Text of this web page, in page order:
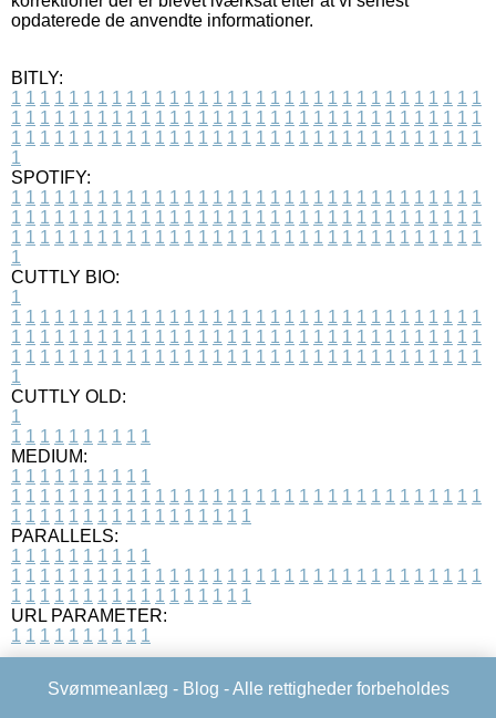
opdaterede de anvendte informationer.
BITLY:
1 1 1 1 1 1 1 1 1 1 1 1 1 1 1 1 1 1 1 1 1 1 1 1 1 1 1 1 1 1 1 1 1
1 1 1 1 1 1 1 1 1 1 1 1 1 1 1 1 1 1 1 1 1 1 1 1 1 1 1 1 1 1 1 1 1
1 1 1 1 1 1 1 1 1 1 1 1 1 1 1 1 1 1 1 1 1 1 1 1 1 1 1 1 1 1 1 1 1
1
SPOTIFY:
1 1 1 1 1 1 1 1 1 1 1 1 1 1 1 1 1 1 1 1 1 1 1 1 1 1 1 1 1 1 1 1 1
1 1 1 1 1 1 1 1 1 1 1 1 1 1 1 1 1 1 1 1 1 1 1 1 1 1 1 1 1 1 1 1 1
1 1 1 1 1 1 1 1 1 1 1 1 1 1 1 1 1 1 1 1 1 1 1 1 1 1 1 1 1 1 1 1 1
1
CUTTLY BIO:
1
1 1 1 1 1 1 1 1 1 1 1 1 1 1 1 1 1 1 1 1 1 1 1 1 1 1 1 1 1 1 1 1 1
1 1 1 1 1 1 1 1 1 1 1 1 1 1 1 1 1 1 1 1 1 1 1 1 1 1 1 1 1 1 1 1 1
1 1 1 1 1 1 1 1 1 1 1 1 1 1 1 1 1 1 1 1 1 1 1 1 1 1 1 1 1 1 1 1 1
1
CUTTLY OLD:
1
1 1 1 1 1 1 1 1 1 1
MEDIUM:
1 1 1 1 1 1 1 1 1 1
1 1 1 1 1 1 1 1 1 1 1 1 1 1 1 1 1 1 1 1 1 1 1 1 1 1 1 1 1 1 1 1 1
1 1 1 1 1 1 1 1 1 1 1 1 1 1 1 1 1
PARALLELS:
1 1 1 1 1 1 1 1 1 1
1 1 1 1 1 1 1 1 1 1 1 1 1 1 1 1 1 1 1 1 1 1 1 1 1 1 1 1 1 1 1 1 1
1 1 1 1 1 1 1 1 1 1 1 1 1 1 1 1 1
URL PARAMETER:
1 1 1 1 1 1 1 1 1 1
Svømmeanlæg - Blog - Alle rettigheder forbeholdes